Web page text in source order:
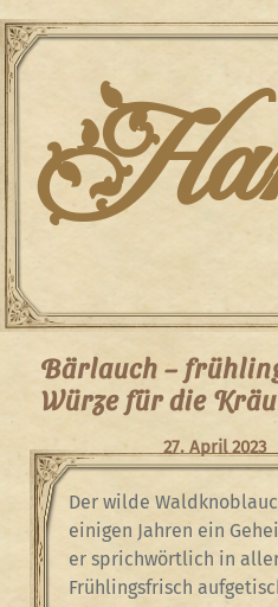
Skip
to
content
Bärlauch –
Würze für die
27. April 2023
Der wilde
einigen Jahren ein
er sprichwörtlich in
Frühlingsfrisch